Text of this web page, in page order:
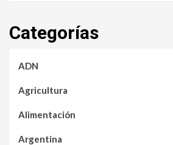
Categorías
ADN
Agricultura
Alimentación
Argentina